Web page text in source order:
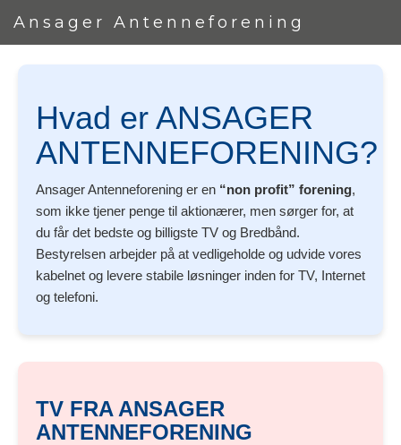
Ansager Antenneforening
Hvad er ANSAGER
ANTENNEFORENING?
Ansager Antenneforening er en “non profit” forening,
som ikke tjener penge til aktionærer, men sørger for, at
du får det bedste og billigste TV og Bredbånd.
Bestyrelsen arbejder på at vedligeholde og udvide vores
kabelnet og levere stabile løsninger inden for TV, Internet
og telefoni.
TV FRA ANSAGER
ANTENNEFORENING